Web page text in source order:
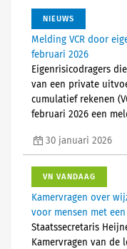
NIEUWS
Melding VCR door
februari 2026
Eigenrisicodragers
van een private
cumulatief rekenen
februari 2026 een
30 januari 2026
VN VANDAAG
Kamervragen over
voor mensen met
Staatssecretaris
Kamervragen van de